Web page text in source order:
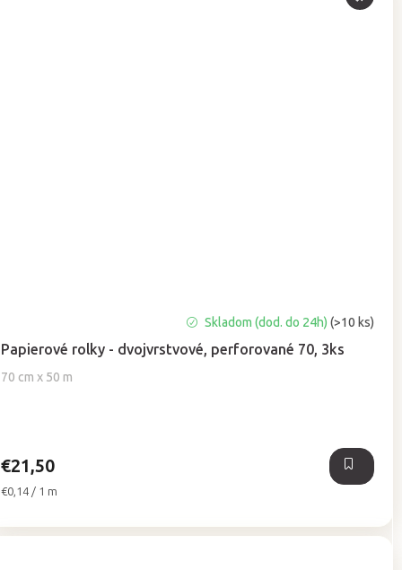
Papierové rolky - dvojvrstvové, perforované 70, 3ks
70 cm x 50 m
hodnotenie
produktu
je
Skladom (dod. do 24h)(>10 ks)
€21,50
Jednotková
€0,14 / 1 m